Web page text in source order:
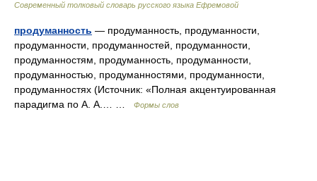
Современный толковый словарь русского языка Ефремовой
продуманность — продуманность, продуманности,
продуманности, продуманностей, продуманности,
продуманностям, продуманность, продуманности,
продуманностью, продуманностями, продуманности,
продуманностях (Источник: «Полная акцентуированная
парадигма по А. А.… …
Формы слов